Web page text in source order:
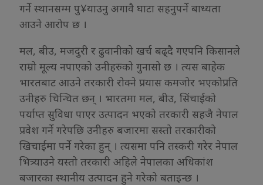
गर्ने स्थानसम्म पु¥याउनु अगावै घाटा सहनुपर्ने बाध्यता
आउने आरोप छ ।
मल, बीउ, मजदुरी र ढुवानीको खर्च बढ्दै गएपनि किसानले
राम्रो मूल्य नपाएको उनीहरुको गुनासो छ । त्यस बाहेक
भारतबाट आउने तरकारी रोक्ने प्रयास कमजोर भएकोप्रति
उनीहरु चिन्चित छन् । भारतमा मल, बीउ, सिंचाईको
पर्याप्त सुविधा पाएर उत्पादन भएको तरकारी सहजै नेपाल
प्रवेश गर्ने गरेपछि उनीहरु बजारमा सस्तो तरकारीको
खिचाईमा पर्ने गरेका हुन् । त्यसमा पनि तस्करी गरेर नेपाल
भित्र्याउने यस्तो तरकारी अहिले नेपालका अधिकांश
बजारका स्थानीय उत्पादन हुने गरेको बताइन्छ ।